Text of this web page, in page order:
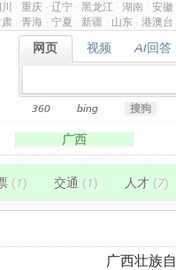
重庆 辽宁 黑龙江 湖南 安徽
青海 宁夏 新疆 山东 港澳台
网页
网页 视频
视频 AI回答
AI回答
360 bing 搜狗
广西
(1) 交通 (1) 人才 (7)
广西壮族